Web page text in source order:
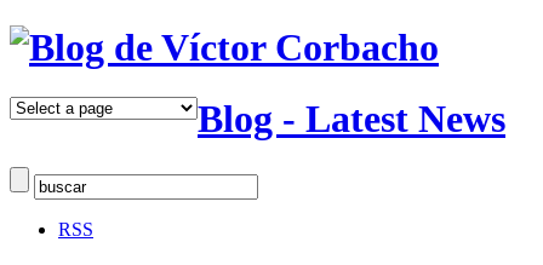
Blog - Latest News
RSS